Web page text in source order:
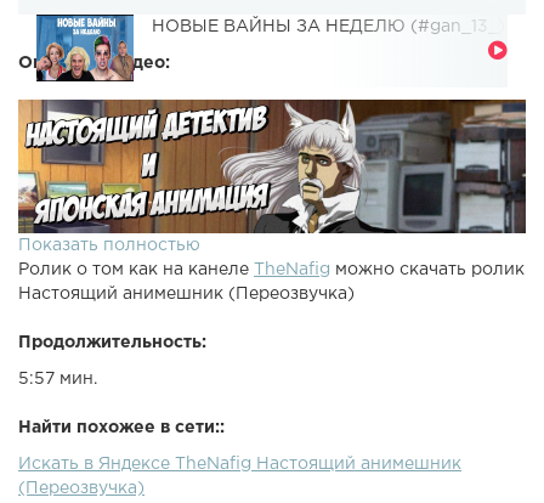
НОВЫЕ ВАЙНЫ ЗА НЕДЕЛЮ (#gan_13_)
Описание видео:
Показать полностью
Ролик о том как на канеле
TheNafig можно скачать ролик
Настоящий анимешник (Переозвучка)
Продолжительность:
5:57 мин.
Найти похожее в сети::
Искать в Яндексе TheNafig Настоящий анимешник
(Переозвучка)